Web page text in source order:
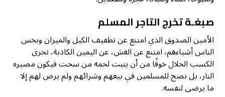
صبغـة تخرجالتاجر المسلم
الأمين الصدوق الذي امتنع عن تطفيف الكيل والميزان وبخس
الناس أشياءهم، امتنع عن الغش، عن اليمين الكاذبة، تحرى
الكسب الحلال خوفًا من أن ينبت لحمه من سحت فيكون مصيره
النار، بل نصح للمسلمين في بيعهم وشرائهم ولم يرض لهم إلا
ما يرضى لنفسه.